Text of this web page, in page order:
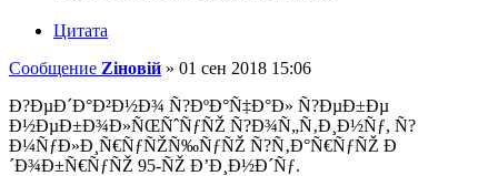
Цитата
Сообщение Zіновій » 01 сен 2018 15:06
Ð?ÐµÐ´Ð°Ð²Ð½Ð¾ Ñ?ÐºÐ°Ñ‡Ð°Ð» Ñ?ÐµÐ±Ðµ
Ð½ÐµÐ±Ð¾Ð»ÑŒÑˆÑƒÑŽ Ñ?Ð¾Ñ„Ñ‚Ð¸Ð½Ñƒ, Ñ?
Ð¼ÑƒÐ»Ð¸Ñ€ÑƒÑŽÑ‰ÑƒÑŽ Ñ?Ñ‚Ð°Ñ€ÑƒÑŽ Ð
´Ð¾Ð±Ñ€ÑƒÑŽ 95-ÑŽ Ð’Ð¸Ð½Ð´Ñƒ.